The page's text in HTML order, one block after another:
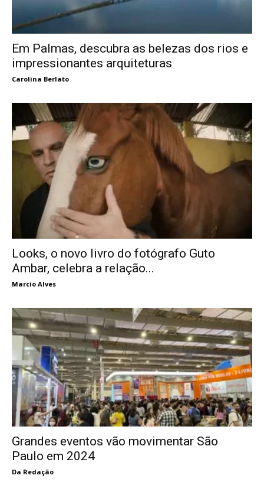
Em Palmas, descubra as belezas dos rios e
impressionantes arquiteturas
Carolina Berlato
Looks, o novo livro do fotógrafo Guto
Ambar, celebra a relação...
Marcio Alves
Grandes eventos vão movimentar São
Paulo em 2024
Da Redação